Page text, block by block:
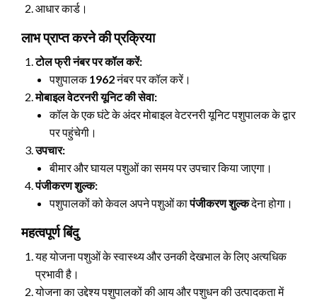
आधार कार्ड।
लाभ प्राप्त करने की प्रक्रिया
टोल फ्री नंबर पर कॉल करें:
पशुपालक1962नंबर पर कॉल करें।
मोबाइल वेटरनरी यूनिट की सेवा:
कॉल के एक घंटे के अंदर मोबाइल वेटरनरी यूनिट पशुपालक के द्वार
पर पहुंचेगी।
उपचार:
बीमार और घायल पशुओं का समय पर उपचार किया जाएगा।
पंजीकरण शुल्क:
पशुपालकों को केवल अपने पशुओं कापंजीकरण शुल्कदेना होगा।
महत्वपूर्ण बिंदु
यह योजना पशुओं के स्वास्थ्य और उनकी देखभाल के लिए अत्यधिक
प्रभावी है।
योजना का उद्देश्य पशुपालकों की आय और पशुधन की उत्पादकता में